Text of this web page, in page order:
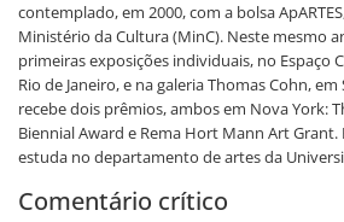
contemplado, em 2000, com a bolsa
Ministério da Cultura (MinC). Neste mesmo
primeiras exposições individuais, no Espaço
Rio de Janeiro, e na galeria Thomas Cohn, em
recebe dois prêmios, ambos em Nova York:
Biennial Award e Rema Hort Mann Art Grant.
estuda no departamento de artes da
Comentário crítico